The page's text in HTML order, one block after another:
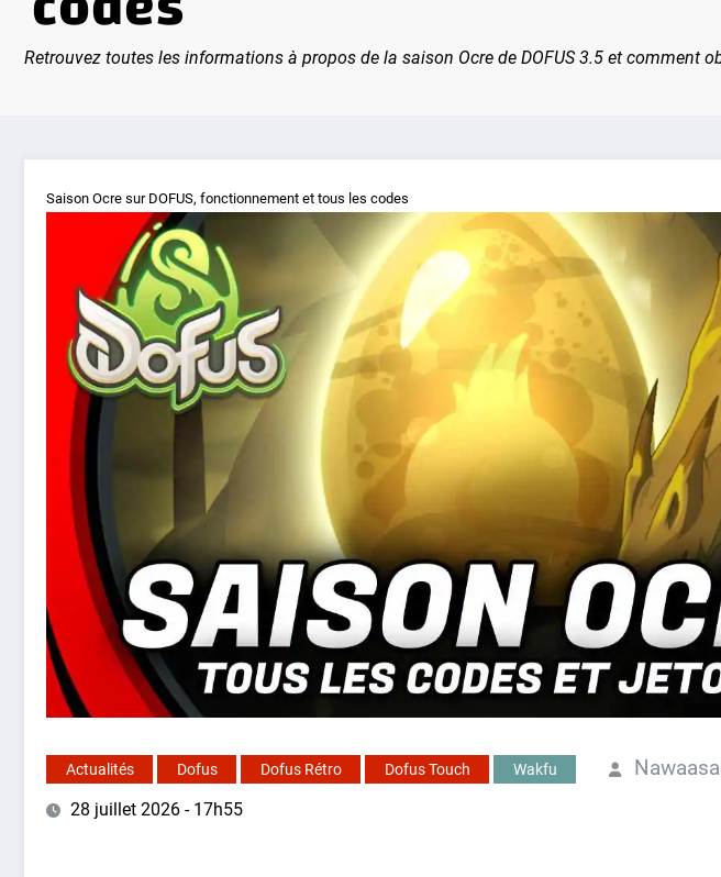
Retrouvez toutes les informations à propos de la saison Ocre de DOFUS 3.5 et comment
Saison Ocre sur DOFUS, fonctionnement et tous les codes
Actualités Dofus Dofus Rétro Dofus Touch Wakfu
28 juillet 2026 - 17h55